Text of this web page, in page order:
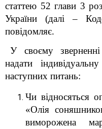
статтею 52 глави 3
України (далі –
повідомляє.
У своєму
надати
наступних питань:
Чи відносяться
«Олія
виморожена